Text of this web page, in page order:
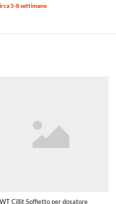
5-8 settimane
Cillit Soffietto per dosatore